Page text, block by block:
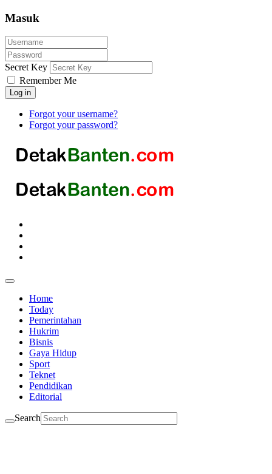
Masuk
Secret Key
Remember Me
Log in
Forgot your username?
Forgot your password?
Home
Today
Pemerintahan
Hukrim
Bisnis
Gaya Hidup
Sport
Teknet
Pendidikan
Editorial
Search